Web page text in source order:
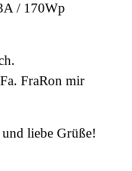
/ 170Wp
FraRon mir
liebe Grüße!